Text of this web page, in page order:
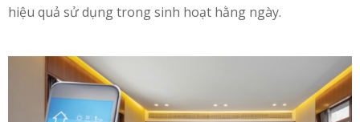
hiệu quả sử dụng trong sinh hoạt hằng ngày.